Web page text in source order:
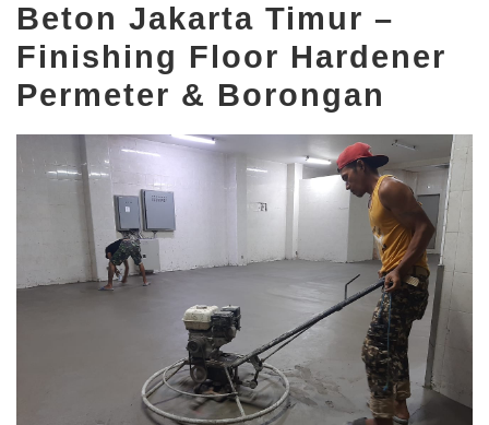
Beton Jakarta Timur –
Finishing Floor Hardener
Permeter & Borongan